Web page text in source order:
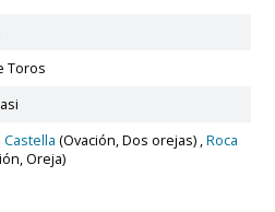
Toros
(Ovación, Dos orejas) ,Roca
Oreja)